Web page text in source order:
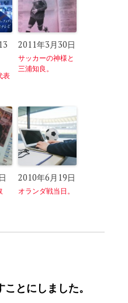
表
2011年3月30日
サッカーの神様と
三浦知良。
2010年6月19日
オランダ戦当日。
とにしました。